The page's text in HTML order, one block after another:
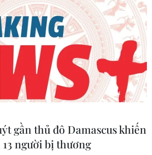
Chnăm Thmây - Lễ hội
bào Khmer
Thmây của đồng bào Khmer
gần thủ đô Damascus khiến
13 người bị thương